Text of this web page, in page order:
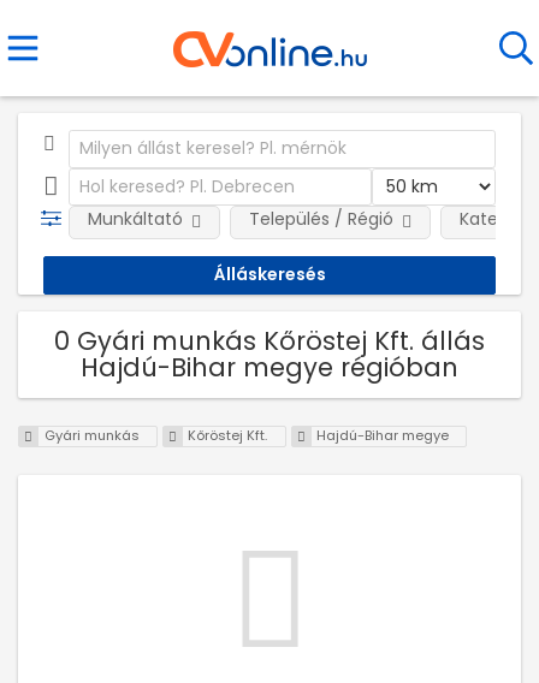
Munkáltató Település / Régió
0 Gyári munkás Kőröstej Kft. állás
Hajdú-Bihar megye régióban
Gyári munkás Kőröstej Kft. Hajdú-Bihar megye